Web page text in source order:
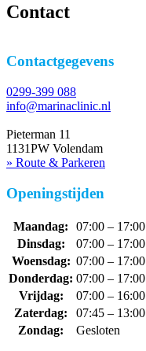
Contact
Contactgegevens
0299-399 088
info@marinaclinic.nl
Pieterman 11
1131PW Volendam
» Route & Parkeren
Openingstijden
Maandag:
07:00 – 17:00
Dinsdag:
07:00 – 17:00
Woensdag: 07:00 – 17:00
Donderdag: 07:00 – 17:00
Vrijdag:
07:00 – 16:00
Zaterdag:
07:45 – 13:00
Zondag:
Gesloten